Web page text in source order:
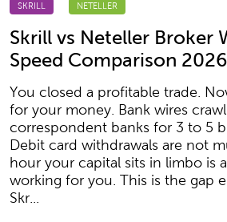
SKRILL NETELLER
Skrill vs Neteller Broker
Speed Comparison 2026
You closed a profitable trade.
for your money. Bank wires
correspondent banks for 3 to 5
Debit card withdrawals are not
hour your capital sits in limbo is
working for you. This is the gap
Skr...